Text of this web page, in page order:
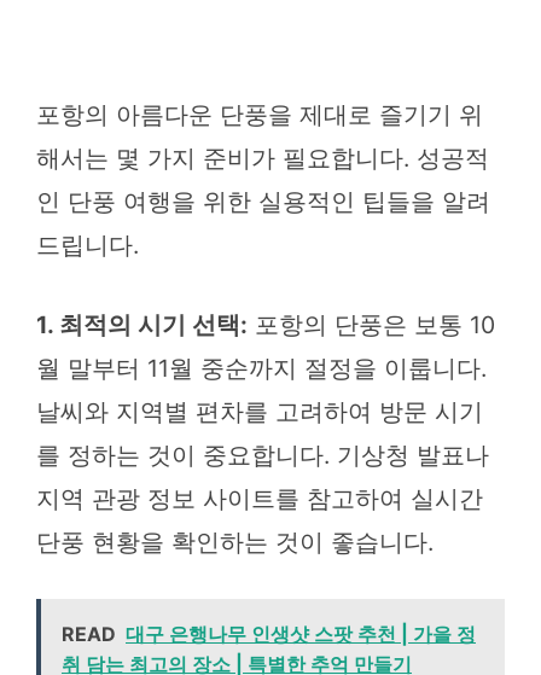
포항의 아름다운 단풍을 제대로 즐기기 위
해서는 몇 가지 준비가 필요합니다. 성공적
인 단풍 여행을 위한 실용적인 팁들을 알려
드립니다.
1. 최적의 시기 선택: 포항의 단풍은 보통 10
월 말부터 11월 중순까지 절정을 이룹니다.
날씨와 지역별 편차를 고려하여 방문 시기
를 정하는 것이 중요합니다. 기상청 발표나
지역 관광 정보 사이트를 참고하여 실시간
단풍 현황을 확인하는 것이 좋습니다.
READ 대구 은행나무 인생샷 스팟 추천 | 가을 정
취 담는 최고의 장소 | 특별한 추억 만들기